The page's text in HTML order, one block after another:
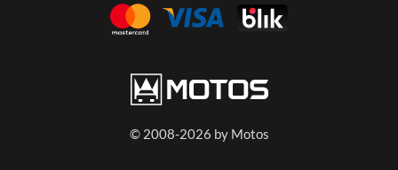
© 2008-2026 by Motos